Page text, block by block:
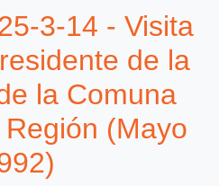
especiales para Arica y Parinacota
3-14 - Visita
de la
la Comuna
(Mayo